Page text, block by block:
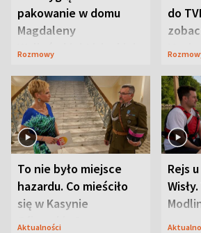
pakowanie w domu
Magdaleny
Waligórskiej-Lisieckiej.
Rozmowy
do
To nie było miejsce
hazardu. Co mieściło
się w Kasynie
Oficerskim?
Aktualności
Rejs